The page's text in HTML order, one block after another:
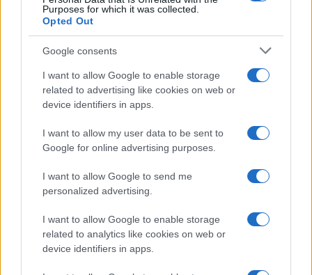
Purposes for which it was collected.
Opted Out
Google consents
I want to allow Google to enable storage
related to advertising like cookies on web or
device identifiers in apps.
I want to allow my user data to be sent to
Google for online advertising purposes.
I want to allow Google to send me
personalized advertising.
I want to allow Google to enable storage
related to analytics like cookies on web or
device identifiers in apps.
CHI
SIAMO
PARTNERSHIP E
ACCREDITAMENTI
© 2026 - VOLOSCONTATO CONSIGLI E DIARI DI VIAGGIO - P.IVA
04827280654 – TESTATA REGISTRATA AL TRIBUNALE DI NOCERA
INFERIORE N. 3/2026 – REG. N. 1894/2026 ISCRIZIONE AL ROC N.
35792 – ISCRITTA ALL’ANSO (ASSOCIAZIONE NAZIONALE STAMPA